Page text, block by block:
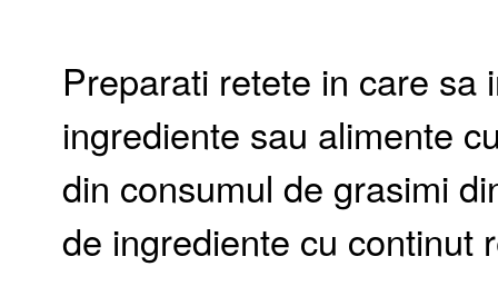
Preparati retete in care sa
ingrediente sau alimente
din consumul de grasimi
de ingrediente cu continut